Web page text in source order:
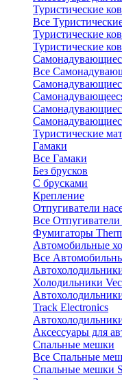
Туристические
Все
Туристические
Туристические
Все
Туристические
Гамаки
Все Гамаки
Без брусков
С брусками
Крепление
Отпугиватели
Все
Фумигаторы
Автомобильные
Все
Холодильники
Track Electronics
Аксессуары для
Спальные мешки
Все Спальные
Спальные мешки